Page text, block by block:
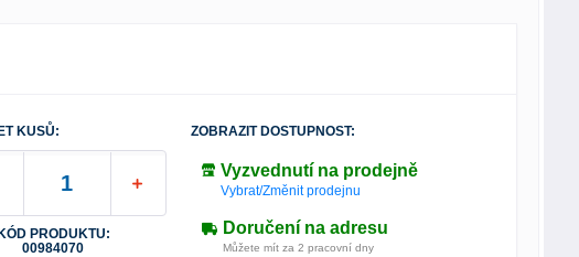
KUSŮ:
KÓD PRODUKTU:
00984070
ZOBRAZIT DOSTUPNOST:
Vyzvednutí na prodejně
Vybrat/Změnit prodejnu
Doručení na adresu
Můžete mít za 2 pracovní dny